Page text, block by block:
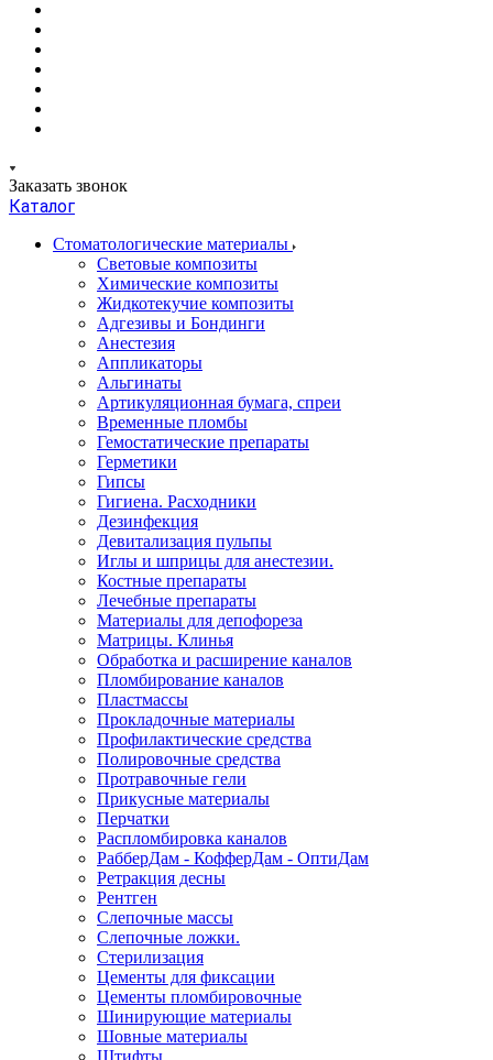
Заказать звонок
Каталог
Стоматологические материалы
Световые композиты
Химические композиты
Жидкотекучие композиты
Адгезивы и Бондинги
Анестезия
Аппликаторы
Альгинаты
Артикуляционная бумага, спреи
Временные пломбы
Гемостатические препараты
Герметики
Гипсы
Гигиена. Расходники
Дезинфекция
Девитализация пульпы
Иглы и шприцы для анестезии.
Костные препараты
Лечебные препараты
Материалы для депофореза
Матрицы. Клинья
Обработка и расширение каналов
Пломбирование каналов
Пластмассы
Прокладочные материалы
Профилактические средства
Полировочные средства
Протравочные гели
Прикусные материалы
Перчатки
Распломбировка каналов
РабберДам - КофферДам - ОптиДам
Ретракция десны
Рентген
Слепочные массы
Слепочные ложки.
Стерилизация
Цементы для фиксации
Цементы пломбировочные
Шинирующие материалы
Шовные материалы